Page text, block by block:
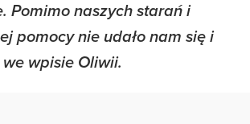
Pomimo naszych starań i
pomocy nie udało nam się i
wpisie Oliwii.